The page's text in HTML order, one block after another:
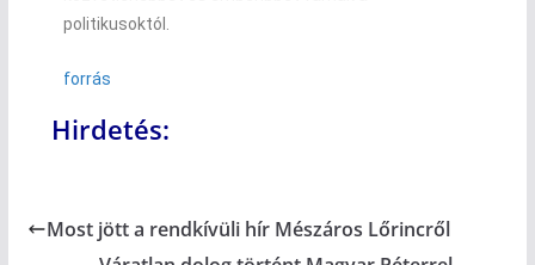
politikusoktól.
forrás
Hirdetés:
Most jött a rendkívüli hír Mészáros Lőrincről